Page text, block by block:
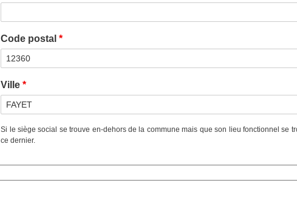
Street address line 3
Code postal
Ville
Si le siège social se trouve en-dehors de la commune mais que son lieu fonctionnel se
ce dernier.